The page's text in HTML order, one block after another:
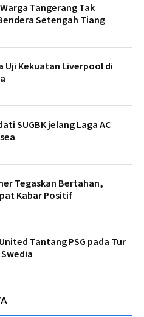
Tangerang Tak
Setengah Tiang
Uji Kekuatan Liverpool di
SUGBK jelang Laga AC
Tegaskan Bertahan,
Kabar Positif
Tantang PSG pada Tur